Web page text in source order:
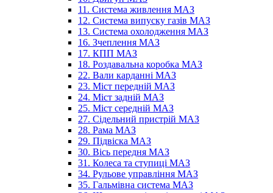
11. Система живлення МАЗ
12. Система випуску газів МАЗ
13. Система охолодження МАЗ
16. Зчеплення МАЗ
17. КПП МАЗ
18. Роздавальна коробка МАЗ
22. Вали карданні МАЗ
23. Міст передній МАЗ
24. Міст задній МАЗ
25. Міст середній МАЗ
27. Сідельний пристрій МАЗ
28. Рама МАЗ
29. Підвіска МАЗ
30. Вісь передня МАЗ
31. Колеса та ступиці МАЗ
34. Рульове управління МАЗ
35. Гальмівна система МАЗ